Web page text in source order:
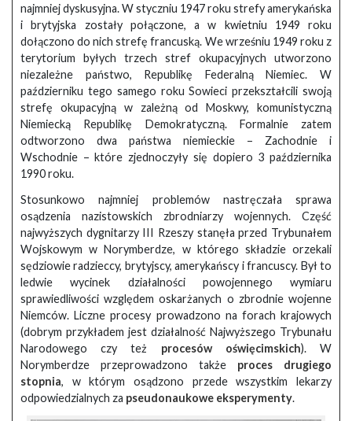
najmniej dyskusyjna. W styczniu 1947 roku strefy amerykańska
i brytyjska zostały połączone, a w kwietniu 1949 roku
dołączono do nich strefę francuską. We wrześniu 1949 roku z
terytorium byłych trzech stref okupacyjnych utworzono
niezależne państwo, Republikę Federalną Niemiec. W
październiku tego samego roku Sowieci przekształcili swoją
strefę okupacyjną w zależną od Moskwy, komunistyczną
Niemiecką Republikę Demokratyczną. Formalnie zatem
odtworzono dwa państwa niemieckie – Zachodnie i
Wschodnie – które zjednoczyły się dopiero 3 października
1990 roku.
Stosunkowo najmniej problemów nastręczała sprawa
osądzenia nazistowskich zbrodniarzy wojennych. Część
najwyższych dygnitarzy III Rzeszy stanęła przed Trybunałem
Wojskowym w Norymberdze, w którego składzie orzekali
sędziowie radzieccy, brytyjscy, amerykańscy i francuscy. Był to
ledwie wycinek działalności powojennego wymiaru
sprawiedliwości względem oskarżanych o zbrodnie wojenne
Niemców. Liczne procesy prowadzono na forach krajowych
(dobrym przykładem jest działalność Najwyższego Trybunału
Narodowego czy też procesów oświęcimskich). W
Norymberdze przeprowadzono także proces drugiego
stopnia, w którym osądzono przede wszystkim lekarzy
odpowiedzialnych za pseudonaukowe eksperymenty.